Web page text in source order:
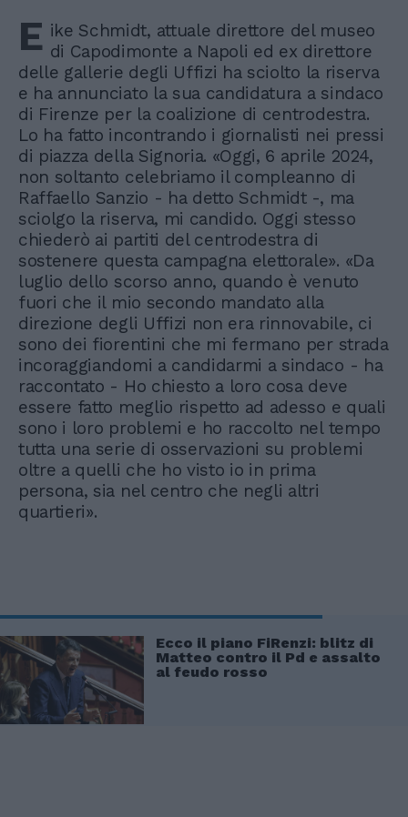
E ike Schmidt, attuale direttore del museo
di Capodimonte a Napoli ed ex direttore
delle gallerie degli Uffizi ha sciolto la riserva
e ha annunciato la sua candidatura a sindaco
di Firenze per la coalizione di centrodestra.
Lo ha fatto incontrando i giornalisti nei pressi
di piazza della Signoria. «Oggi, 6 aprile 2024,
non soltanto celebriamo il compleanno di
Raffaello Sanzio - ha detto Schmidt -, ma
sciolgo la riserva, mi candido. Oggi stesso
chiederò ai partiti del centrodestra di
sostenere questa campagna elettorale». «Da
luglio dello scorso anno, quando è venuto
fuori che il mio secondo mandato alla
direzione degli Uffizi non era rinnovabile, ci
sono dei fiorentini che mi fermano per strada
incoraggiandomi a candidarmi a sindaco - ha
raccontato - Ho chiesto a loro cosa deve
essere fatto meglio rispetto ad adesso e quali
sono i loro problemi e ho raccolto nel tempo
tutta una serie di osservazioni su problemi
oltre a quelli che ho visto io in prima
persona, sia nel centro che negli altri
quartieri».
Ecco il piano FiRenzi: blitz di
Matteo contro il Pd e assalto
al feudo rosso